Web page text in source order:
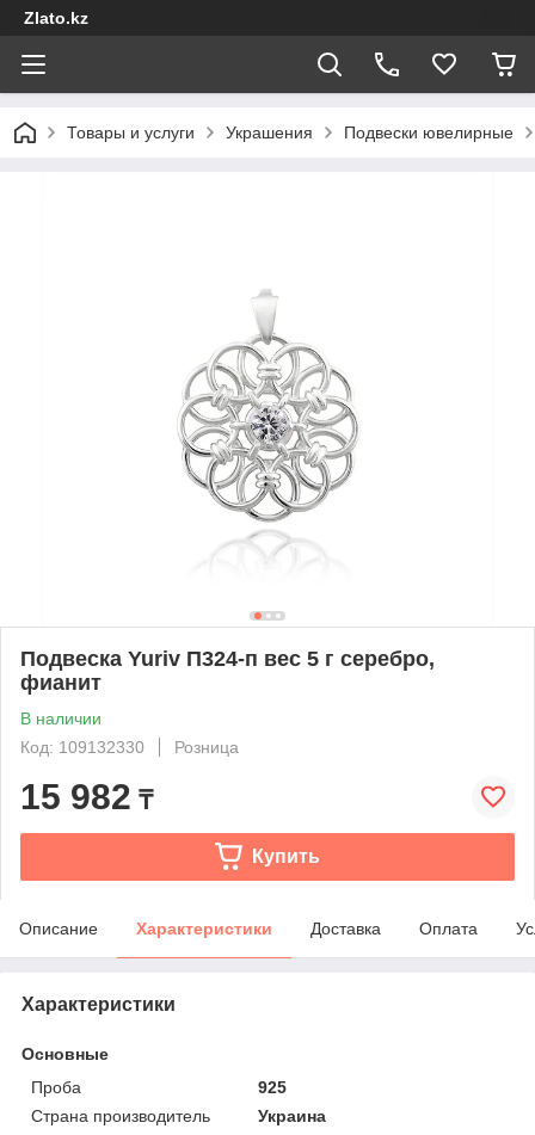
Zlato.kz
Товары и услуги Украшения Подвески ювелирные
Подвеска Yuriv П324-п вес 5 г серебро,
фианит
В наличии
Код: 109132330
Розница
15 982 ₸
Купить
Описание Характеристики Доставка Оплата
Характеристики
Основные
Проба
925
Страна производитель
Украина